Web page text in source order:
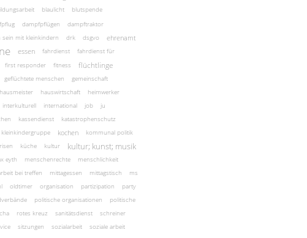
blaulicht
blutspende
dampfpflügen
dampftraktor
sein mit kleinkindern drk dsgvo ehrenamt
essen fahrdienst
fahrdienst für
first responder fitness flüchtlinge
geflüchtete menschen
gemeinschaft
hausmeister hauswirtschaft
heimwerker
interkulturell international job
ju
kassendienst
katastrophenschutz
kleinkindergruppe kochen
kommunal politik
küche kultur kultur; kunst; musik
eyth menschenrechte menschlichkeit
bei treffen mittagessen mittagstisch
ms
oldtimer organisation partizipation
party
politische organisationen
politische
rotes kreuz sanitätsdienst
schreiner
sitzungen sozialarbeit soziale arbeit